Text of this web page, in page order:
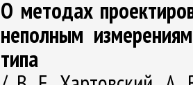
О методах
неполным
типа